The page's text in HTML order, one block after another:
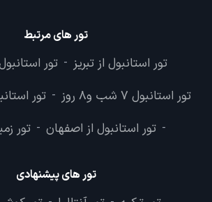
تور های مرتبط
تور استانبول از تبریز - تور
تور استانبول 7 شب و8 روز - تور
- تور استانبول از اصفهان - تور
تور های پیشنهادی